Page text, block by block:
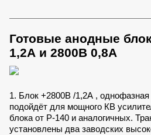
Готовые анодные
1,2А и 2800В 0,8А
1. Блок +2800В /1,2А ,
подойдёт для мощного КВ
блока от Р-140 и аналогичных.
установлены два заводских